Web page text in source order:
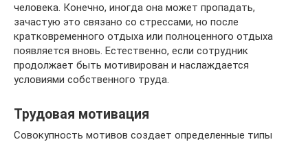
человека. Конечно, иногда она может пропадать,
зачастую это связано со стрессами, но после
кратковременного отдыха или полноценного отдыха
появляется вновь. Естественно, если сотрудник
продолжает быть мотивирован и наслаждается
условиями собственного труда.
Трудовая мотивация
Совокупность мотивов создает определенные типы